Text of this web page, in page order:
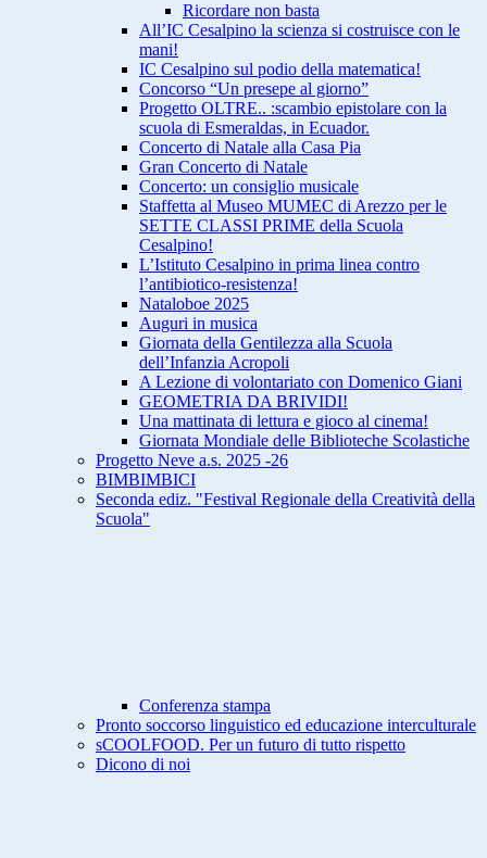
Ricordare non basta
All’IC Cesalpino la scienza si costruisce con le
mani!
IC Cesalpino sul podio della matematica!
Concorso “Un presepe al giorno”
Progetto OLTRE.. :scambio epistolare con la
scuola di Esmeraldas, in Ecuador.
Concerto di Natale alla Casa Pia
Gran Concerto di Natale
Concerto: un consiglio musicale
Staffetta al Museo MUMEC di Arezzo per le
SETTE CLASSI PRIME della Scuola
Cesalpino!
L’Istituto Cesalpino in prima linea contro
l’antibiotico-resistenza!
Nataloboe 2025
Auguri in musica
Giornata della Gentilezza alla Scuola
dell’Infanzia Acropoli
A Lezione di volontariato con Domenico Giani
GEOMETRIA DA BRIVIDI!
Una mattinata di lettura e gioco al cinema!
Giornata Mondiale delle Biblioteche Scolastiche
Progetto Neve a.s. 2025 -26
BIMBIMBICI
Seconda ediz. "Festival Regionale della Creatività della
Scuola"
Conferenza stampa
Pronto soccorso linguistico ed educazione interculturale
sCOOLFOOD. Per un futuro di tutto rispetto
Dicono di noi